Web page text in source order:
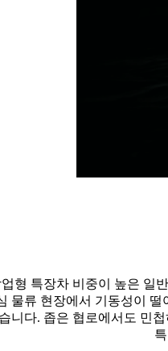
형 특장차 비중이 높은 일
물류 현장에서 기동성이
니다. 좁은 협로에서도 민